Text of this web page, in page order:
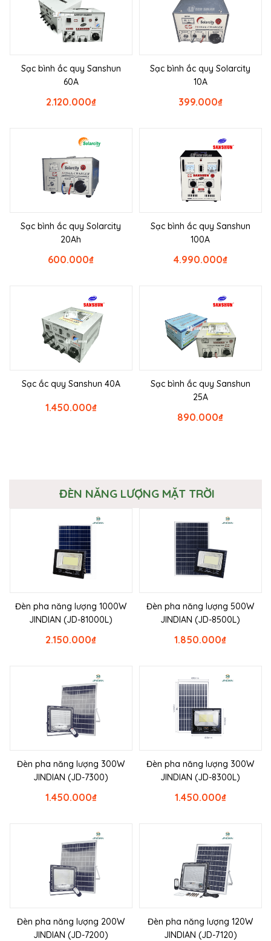
Sạc bình ắc quy Sanshun
60A
₫
2.120.000
Sạc bình ắc quy Solarcity
10A
₫
399.000
Sạc bình ắc quy Solarcity
20Ah
₫
600.000
Sạc bình ắc quy Sanshun
100A
₫
4.990.000
Sạc ắc quy Sanshun 40A
₫
1.450.000
Sạc bình ắc quy Sanshun
25A
₫
890.000
ĐÈN NĂNG LƯỢNG MẶT TRỜI
Đèn pha năng lượng 1000W
JINDIAN (JD-81000L)
₫
2.150.000
Đèn pha năng lượng 500W
JINDIAN (JD-8500L)
₫
1.850.000
Đèn pha năng lượng 300W
JINDIAN (JD-7300)
₫
1.450.000
Đèn pha năng lượng 300W
JINDIAN (JD-8300L)
₫
1.450.000
Đèn pha năng lượng 200W
JINDIAN (JD-7200)
Đèn pha năng lượng 120W
JINDIAN (JD-7120)